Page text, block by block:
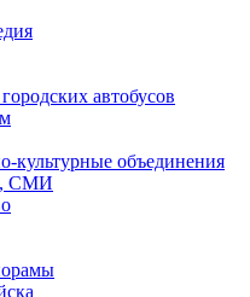
автобусов
культурные объединения
СМИ